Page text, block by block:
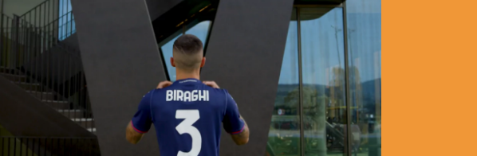
KAPPA
FIORENTINA